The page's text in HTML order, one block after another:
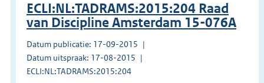
ECLI:NL:TADRAMS:2015:204 Raad
van Discipline Amsterdam 15-076A
Datum publicatie: 17-09-2015
Datum uitspraak: 17-08-2015
ECLI:NL:TADRAMS:2015:204